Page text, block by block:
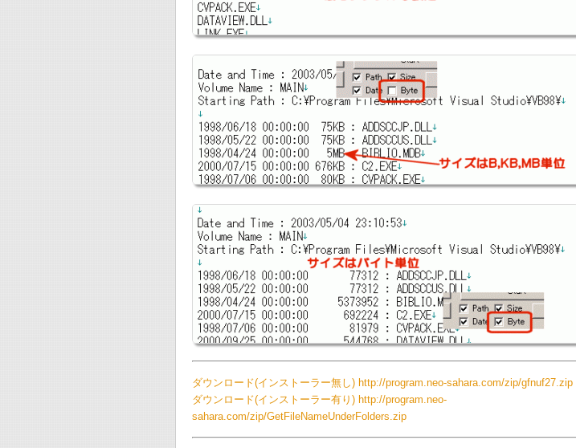
ダウンロード(インストーラー無し) http://program.neo-sahara.com/zip/gfnuf27.zip
ダウンロード(インストーラー有り) http://program.neo-
sahara.com/zip/GetFileNameUnderFolders.zip